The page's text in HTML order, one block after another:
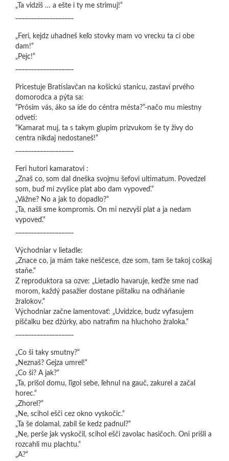
„Ta vidziš … a ešte i ty me strimuj!“
„Feri, kejdz uhadneš keľo stovky mam vo vrecku ta ci obe
dam!“
„Pejc!“
Pricestuje Bratislavčan na košickú stanicu, zastaví prvého
domorodca a pýta sa:
“Prósim vás, áko sa íde do céntra mésta?”-načo mu miestny
odvetí:
“Kamarat muj, ta s takym glupim prizvukom še ty živy do
centra nikdaj nedostaneš!”
Feri hutori kamaratovi :
„Znaš co, som dal dneška svojmu šefovi ultimatum. Povedzel
som, buď mi zvyšice plat abo dam vypoveď.“
„Vážne? No a jak to dopadlo?“
„Ta, našli sme kompromis. On mi nezvyši plat a ja nedam
vypoveď.“
Východniar v lietadle:
„Znace co, ja mám take neščesce, dze som, tam še takoj coškaj
staňe.“
Z reproduktora sa ozve: „Lietadlo havaruje, keďže sme nad
morom, každý pasažier dostane píštalku na odháňanie
žralokov.“
Východniar začne lamentovať: „Uvidzice, budz vyfasujem
píščalku bez džúrky, abo natrafim na hluchoho žraloka.“
„Co ši taky smutny?“
„Neznaš? Gejza umrel!“
„Co ši? A jak?“
„Ta, prišol domu, ľigol sebe, ľehnul na gauč, zakurel a začal
horec.“
„Zhorel?“
„Ne, scihol ešči cez okno vyskočic.“
„Ta še dolamal, zabil še kedz padnul?“
„Ne, perše jak vyskočil, scihol ešči zavolac hasičoch. Oni prišli a
rozcahli mu plachtu.“
„A?“